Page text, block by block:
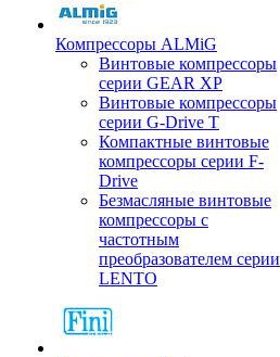
Компрессоры ALMiG
Винтовые компрессоры
серии GEAR XP
Винтовые компрессоры
серии G-Drive T
Компактные винтовые
компрессоры серии F-
Drive
Безмасляные винтовые
компрессоры с
частотным
преобразователем серии
LENTO